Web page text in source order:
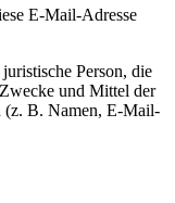
E-Mail-Adresse
Person, die
und Mittel der
(z. B. Namen, E-Mail-